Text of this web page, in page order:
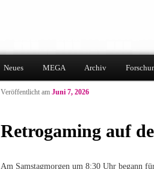
Zum Inhalt wechseln
Zum sekundären Inhalt wechseln
Neues MEGA Archiv
Retrogaming auf
Veröffentlicht am Juni 7, 2026
Am Samstagmorgen um 8:30 Uhr begann